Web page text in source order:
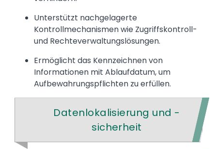
Unterstützt nachgelagerte
Kontrollmechanismen wie Zugriffskontroll-
und Rechteverwaltungslösungen.
Ermöglicht das Kennzeichnen von
Informationen mit Ablaufdatum, um
Aufbewahrungspflichten zu erfüllen.
Datenlokalisierung und -
sicherheit